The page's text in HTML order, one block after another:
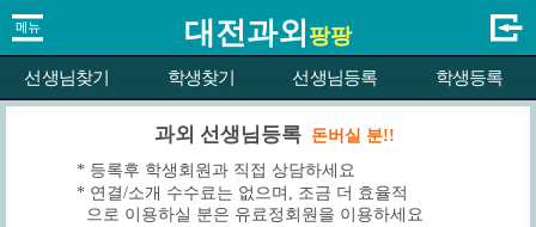
대전과외 팡팡
선생님찾기 학생찾기 선생님등록 학생등록
과외 선생님등록 돈버실 분!!
* 등록후 학생회원과 직접 상담하세요
* 연결/소개 수수료는 없으며, 조금 더 효율적
으로 이용하실 분은 유료정회원을 이용하세요